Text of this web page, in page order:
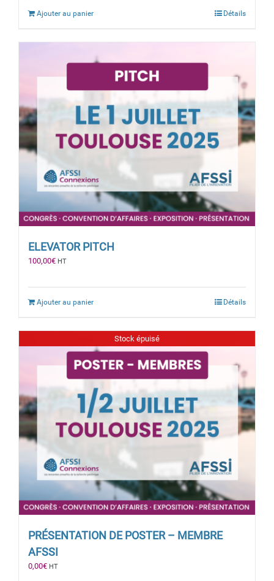
Ajouter au panier Détails
ELEVATOR PITCH
100,00€ HT
Ajouter au panier Détails
Stock épuisé
PRÉSENTATION DE POSTER – MEMBRE
AFSSI
0,00€ HT